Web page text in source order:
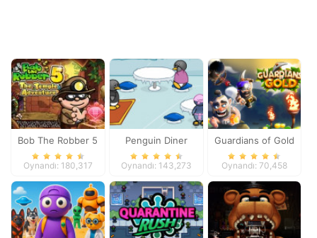
Bob The Robber 5
Temple Adventure
Oynandı: 180,317
Penguin Diner
Oynandı: 143,273
Guardians of Gold
Oynandı: 70,458